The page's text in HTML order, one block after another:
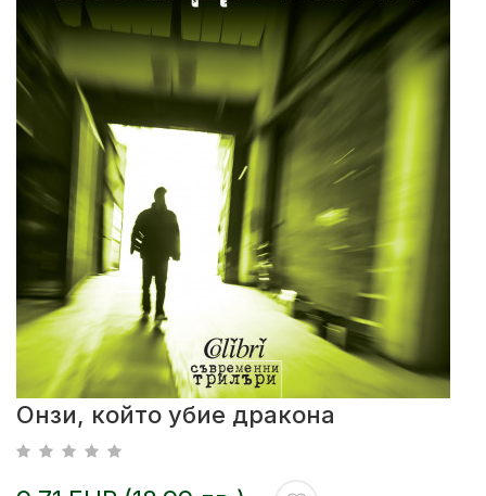
Онзи, който убие дракона